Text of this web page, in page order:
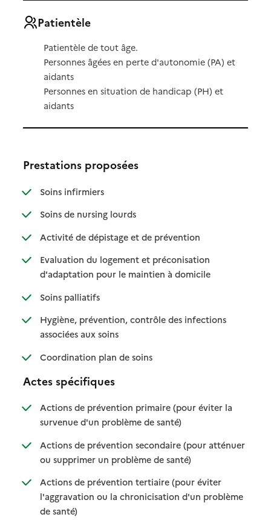
Patientèle
Patientèle de tout âge.
Personnes âgées en perte d'autonomie (PA) et
aidants
Personnes en situation de handicap (PH) et
aidants
Prestations proposées
Soins infirmiers: disponible
: non disponible
Soins de nursing lourds: disponible
: non disponible
Activité de dépistage et de prévention: disponible
: non disponible
Evaluation du logement et préconisation
d'adaptation pour le maintien à domicile: disponible
: non disponible
Soins palliatifs: disponible
: non disponible
Hygiène, prévention, contrôle des infections
associées aux soins: disponible
: non disponible
Coordination plan de soins: disponible
: non disponible
Actes spécifiques
Actions de prévention primaire (pour éviter la
survenue d'un problème de santé): disponible
: non disponible
Actions de prévention secondaire (pour atténuer
ou supprimer un problème de santé): disponible
: non disponible
Actions de prévention tertiaire (pour éviter
l'aggravation ou la chronicisation d'un problème
de santé): disponible
: non disponible